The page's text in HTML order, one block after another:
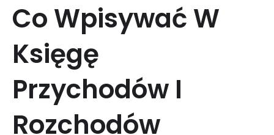
Co Wpisywać W
Księgę
Przychodów I
Rozchodów